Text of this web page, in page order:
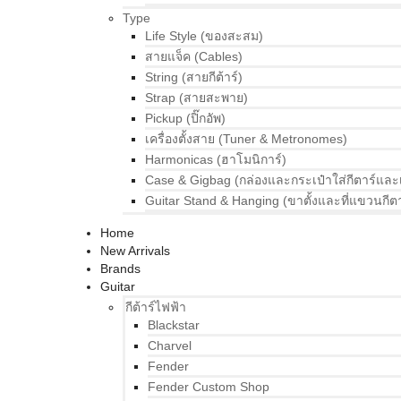
Type
Life Style (ของสะสม)
สายแจ็ค (Cables)
String (สายกีต้าร์)
Strap (สายสะพาย)
Pickup (ปิ๊กอัพ)
เครื่องตั้งสาย (Tuner & Metronomes)
Harmonicas (ฮาโมนิการ์)
Case & Gigbag (กล่องและกระเป๋าใส่กีตาร์และ
Guitar Stand & Hanging (ขาตั้งและที่แขวนกีต
Home
New Arrivals
Brands
Guitar
กีต้าร์ไฟฟ้า
Blackstar
Charvel
Fender
Fender Custom Shop